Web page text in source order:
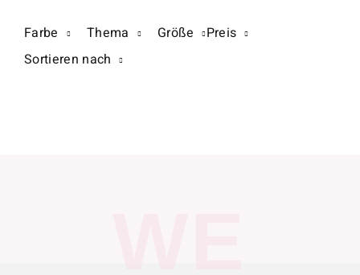
Farbe Thema Größe
Preis
Sortieren nach